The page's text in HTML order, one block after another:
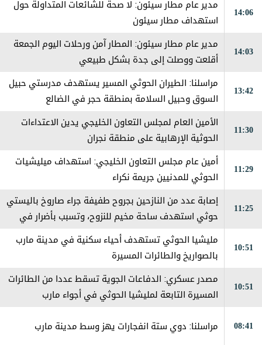
14:06
مدير عام مطار سيئون: لا صحة للشائعات المتداولة حول
استهداف مطار سيئون
14:03
مدير عام مطار سيئون: المطار آمن ورحلات اليوم الجمعة
أقلعت ووصلت إلى جدة بشكل طبيعي
13:42
مراسلنا: الطيران الحوثي المسير يستهدف مدرستي حبيل
السوق وحبيل السلامة بمنطقة حجر في الضالع
11:30
الأمين العام لمجلس التعاون الخليجي يدين الاعتداءات
الحوثية الإرهابية على منطقة نجران
11:29
أمين عام مجلس التعاون الخليجي: استهداف ميليشيات
الحوثي للمدنيين جريمة نكراء
11:25
إصابة عدد من النازحين بجروح طفيفة جراء صاروخ باليستي
حوثي استهدف ساحة مخيم للنزوح، وتسبب بأضرار في
10:51
مليشيا الحوثي تستهدف أحياء سكنية في مدينة مارب
بالصواريخ والطائرات المسيرة
10:51
مصدر عسكري: الدفاعات الجوية تسقط عددا من الطائرات
المسيرة التابعة لمليشيا الحوثي في أجواء مارب
08:41 مراسلنا: دوي ستة انفجارات يهز وسط مدينة مارب